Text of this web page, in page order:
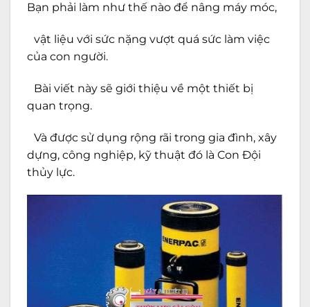
Bạn phải làm như thế nào để nâng máy móc,
vật liệu với sức nặng vượt quá sức làm việc
của con người.
Bài viết này sẽ giới thiệu về một thiết bị
quan trọng.
Và được sử dụng rộng rãi trong gia đình, xây
dựng, công nghiệp, kỹ thuật đó là Con Đội
thủy lực.